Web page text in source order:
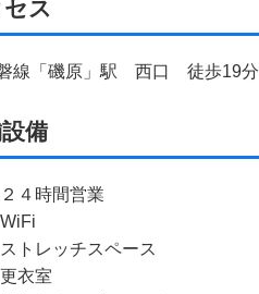
ス
線「磯原」駅 西口 徒歩19分
備
２４時間営業
WiFi
ストレッチスペース
更衣室